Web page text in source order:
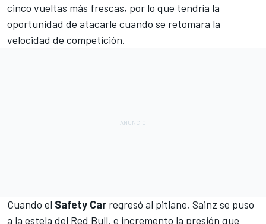
cinco vueltas más frescas, por lo que tendría la
oportunidad de atacarle cuando se retomara la
velocidad de competición.
Cuando el Safety Car regresó al pitlane, Sainz se puso
a la estela del Red Bull, e incremento la presión que